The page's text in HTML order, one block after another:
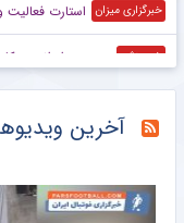
خبرگزاری میزان استارت
خبرورزشی دو مربی ایرانی در
خبرورزشی ویدیو| تیم‌های لیگ‌
آخرین